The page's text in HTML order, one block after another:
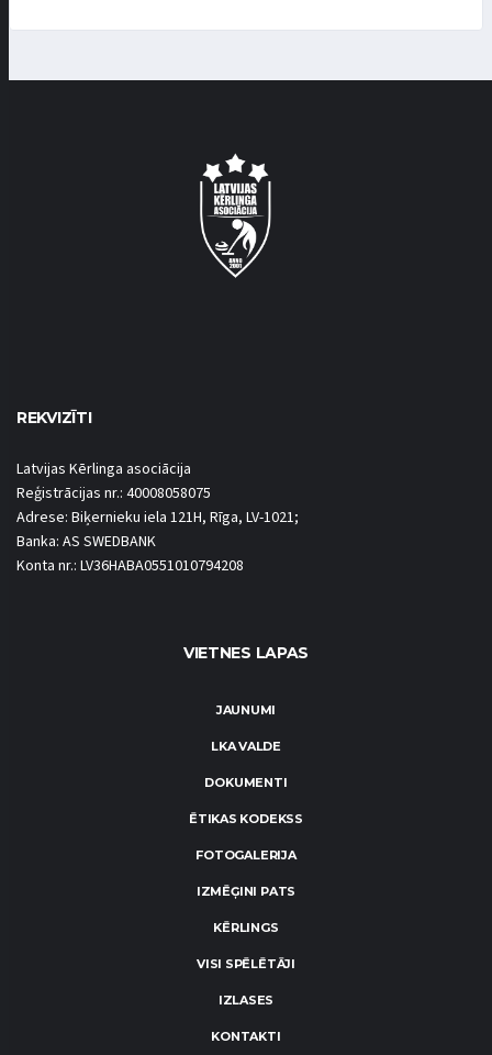
REKVIZĪTI
Latvijas Kērlinga asociācija
Reģistrācijas nr.: 40008058075
Adrese: Biķernieku iela 121H, Rīga, LV-1021;
Banka: AS SWEDBANK
Konta nr.: LV36HABA0551010794208
VIETNES LAPAS
JAUNUMI
LKA VALDE
DOKUMENTI
ĒTIKAS KODEKSS
FOTOGALERIJA
IZMĒĢINI PATS
KĒRLINGS
VISI SPĒLĒTĀJI
IZLASES
KONTAKTI